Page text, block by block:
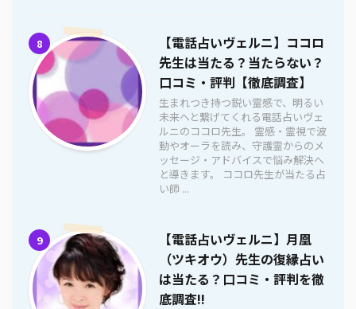
8
【電話占いヴェルニ】ココロ
先生は当たる？当たらない？
口コミ・評判【徹底調査】
生まれつき持つ鋭い霊感で、明るい
未来へと繋げてくれる電話占いヴェ
ルニのココロ先生。 霊感・霊視で波
動やオーラを読み、守護霊からのメ
ッセージ・アドバイスで悩み解決へ
と導きます。 ココロ先生が当たる占
い師 ...
9
【電話占いヴェルニ】月凰
（ツキオウ）先生の復縁占い
は当たる？口コミ・評判を徹
底調査!!